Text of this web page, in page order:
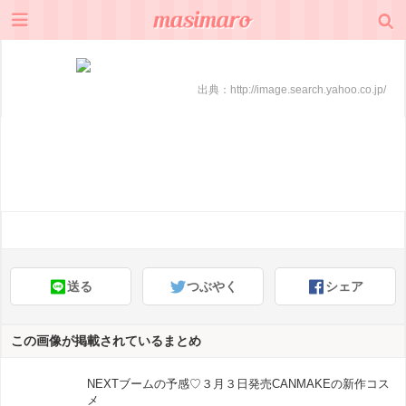
出典： http://image.search.yahoo.co.jp/
送る つぶやく シェア
この画像が掲載されているまとめ
NEXTブームの予感♡３月３日発売CANMAKEの新作コス
メ